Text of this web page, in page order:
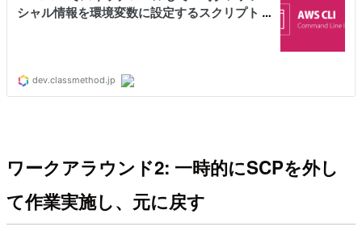
ワークアラウンド2: 一時的にSCPを外し
て作業実施し、元に戻す